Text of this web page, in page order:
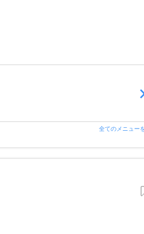
全てのメニュー